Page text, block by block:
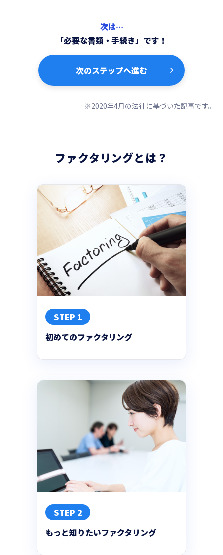
次は…
「必要な書類・手続き」です！
次のステップへ進む
※2020年4月の法律に基づいた記事です。
ファクタリングとは？
STEP 1
初めてのファクタリング
STEP 2
もっと知りたいファクタリング